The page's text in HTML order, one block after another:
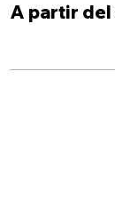
A partir